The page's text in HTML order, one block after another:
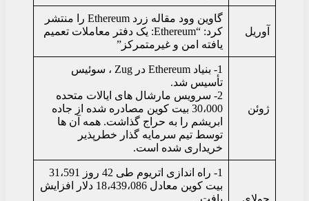
آوریل
گاوین وود مقاله زرد Ethereum را منتشر
کرد: “Ethereum: یک دفتر معاملات تعمیم
یافته امن و غیرمتمرکز”
ژوئن
1- بنیاد Ethereum در Zug ، سوئیس
تأسیس شد.
2- سرویس مارشال های ایالات متحده
30،000 بیت کوین مصادره شده از جاده
ابریشم را به حراج گذاشت. همه آن ها
توسط تیم سرمایه گذار خطرپذیر
خریداری شده است.
جولای
1- راه اندازی اتریوم طی 42 روز 31،591
بیت کوین معادل 18،439،086 دلار افزایش
یافت.